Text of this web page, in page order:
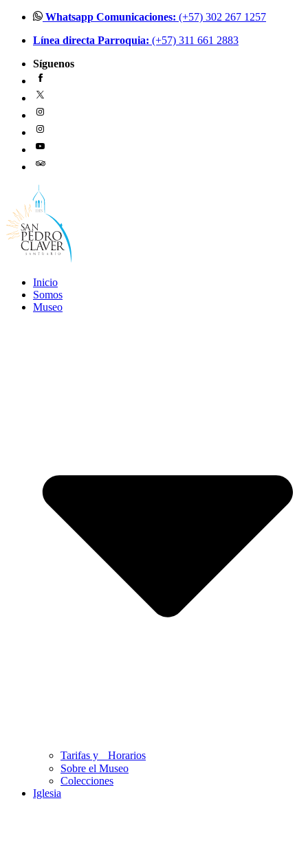
contenido
Whatsapp Comunicaciones: (+57) 302 267 1257
Línea directa Parroquia: (+57) 311 661 2883
Síguenos
Inicio
Somos
Museo
Tarifas y Horarios
Sobre el Museo
Colecciones
Iglesia